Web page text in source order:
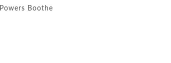
Powers Boothe